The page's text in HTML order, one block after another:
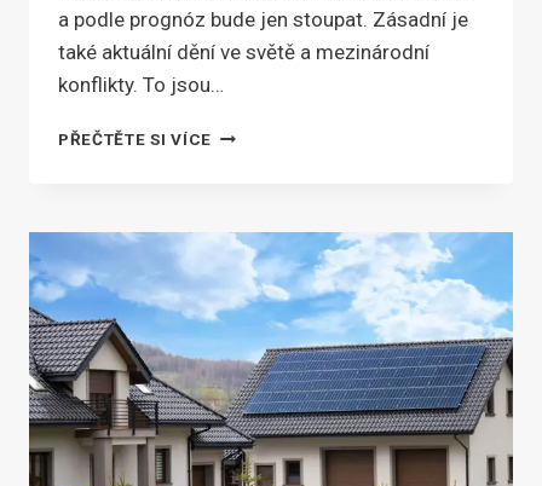
a podle prognóz bude jen stoupat. Zásadní je
také aktuální dění ve světě a mezinárodní
konflikty. To jsou…
PŘEČTĚTE SI VÍCEJAK
DOMA
ENERGIE